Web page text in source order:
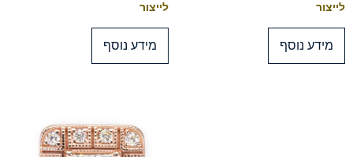
לייצור
מידע נוסף
לייצור
מידע נוסף